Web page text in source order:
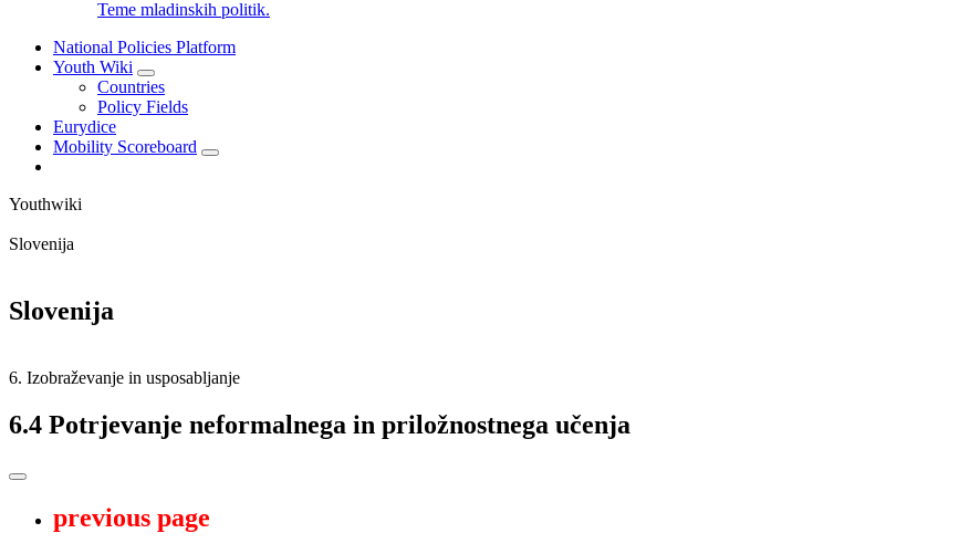
Teme mladinskih politik.
National Policies Platform
Youth Wiki
Countries
Policy Fields
Eurydice
Mobility Scoreboard
Youthwiki
Slovenija
Slovenija
6. Izobraževanje in usposabljanje
6.4 Potrjevanje neformalnega in priložnostnega učenja
previous page